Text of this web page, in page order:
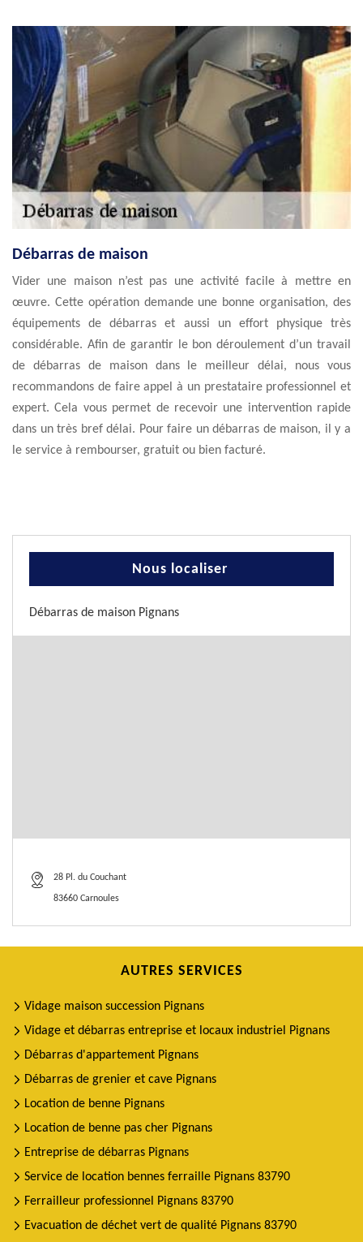
Débarras de maison
Vider une maison n’est pas une activité facile à mettre en
œuvre. Cette opération demande une bonne organisation, des
équipements de débarras et aussi un effort physique très
considérable. Afin de garantir le bon déroulement d’un travail
de débarras de maison dans le meilleur délai, nous vous
recommandons de faire appel à un prestataire professionnel et
expert. Cela vous permet de recevoir une intervention rapide
dans un très bref délai. Pour faire un débarras de maison, il y a
le service à rembourser, gratuit ou bien facturé.
Nous localiser
Débarras de maison Pignans
28 Pl. du Couchant
83660 Carnoules
AUTRES SERVICES
Vidage maison succession Pignans
Vidage et débarras entreprise et locaux industriel Pignans
Débarras d'appartement Pignans
Débarras de grenier et cave Pignans
Location de benne Pignans
Location de benne pas cher Pignans
Entreprise de débarras Pignans
Service de location bennes ferraille Pignans 83790
Ferrailleur professionnel Pignans 83790
Evacuation de déchet vert de qualité Pignans 83790